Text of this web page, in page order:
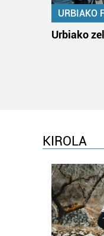
URBIAKO
Urbiako
KIROLA